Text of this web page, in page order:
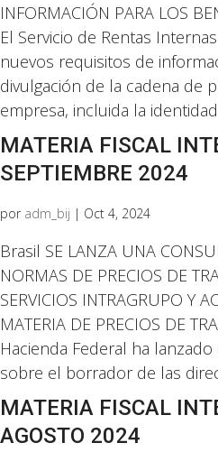
INFORMACIÓN PARA LOS
El Servicio de Rentas
nuevos requisitos de
divulgación de la cadena de
empresa, incluida la
MATERIA FISCAL
SEPTIEMBRE 2024
por adm_bij | Oct 4, 2024
Brasil SE LANZA UNA
NORMAS DE PRECIOS DE
SERVICIOS INTRAGRUPO Y
MATERIA DE PRECIOS DE
Hacienda Federal ha
sobre el borrador de las
MATERIA FISCAL
AGOSTO 2024